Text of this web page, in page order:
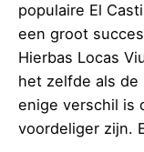
populaire El
een groot
Hierbas Locas
het zelfde als de
enige verschil is
voordeliger zijn.